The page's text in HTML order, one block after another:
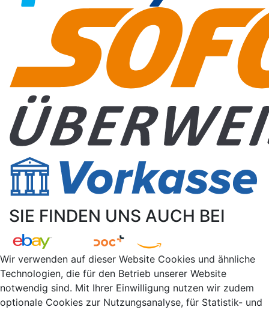
SIE FINDEN UNS AUCH BEI
Wir verwenden auf dieser Website Cookies und ähnliche
Technologien, die für den Betrieb unserer Website
notwendig sind. Mit Ihrer Einwilligung nutzen wir zudem
optionale Cookies zur Nutzungsanalyse, für Statistik- und